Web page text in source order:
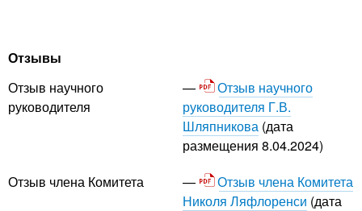
Отзывы
Отзыв научного
руководителя
Отзыв научного
руководителя Г.В.
Шляпникова (дата
размещения 8.04.2024)
Отзыв члена Комитета
Отзыв члена Комитета
Николя Ляфлоренси (дата